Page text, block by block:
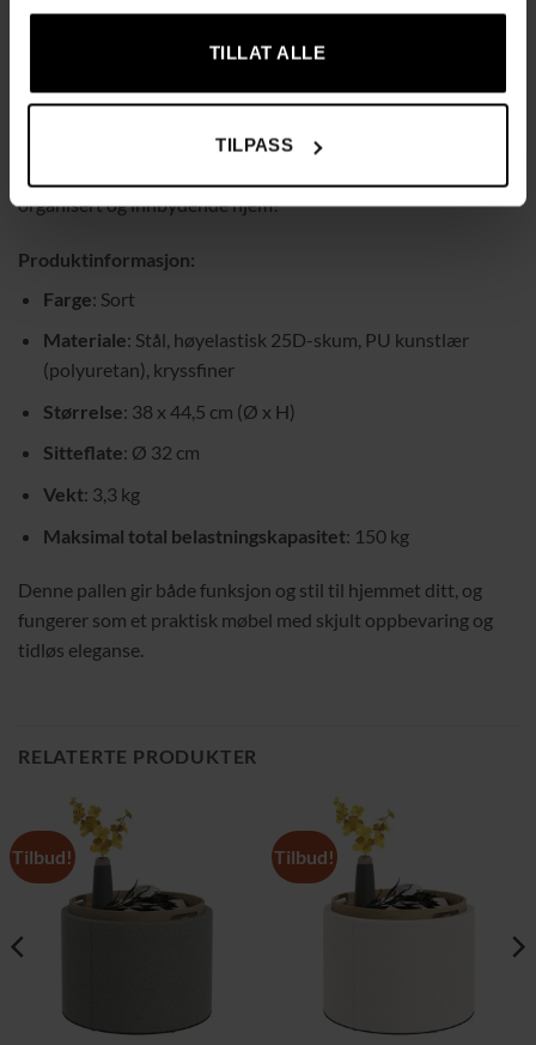
TILLAT ALLE
TILPASS
behagelig komfort hver dag. Perfekt for deg som vil
kombinere funksjon, stil og praktisk oppbevaring – uten
organisert og innbydende hjem!
Produktinformasjon:
Farge: Sort
Materiale: Stål, høyelastisk 25D-skum, PU kunstlær
(polyuretan), kryssfiner
Størrelse: 38 x 44,5 cm (Ø x H)
Sitteflate: Ø 32 cm
Vekt: 3,3 kg
Maksimal total belastningskapasitet: 150 kg
Denne pallen gir både funksjon og stil til hjemmet ditt, og
fungerer som et praktisk møbel med skjult oppbevaring og
tidløs eleganse.
RELATERTE PRODUKTER
Tilbud! Tilbud!